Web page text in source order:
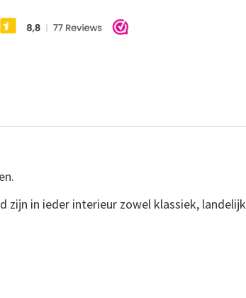
zijn in ieder interieur zowel klassiek, landelijk